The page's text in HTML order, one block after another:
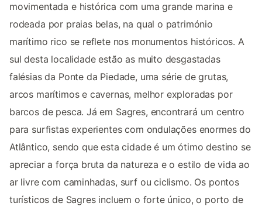
movimentada e histórica com uma grande marina e
rodeada por praias belas, na qual o património
marítimo rico se reflete nos monumentos históricos. A
sul desta localidade estão as muito desgastadas
falésias da Ponte da Piedade, uma série de grutas,
arcos marítimos e cavernas, melhor exploradas por
barcos de pesca. Já em Sagres, encontrará um centro
para surfistas experientes com ondulações enormes do
Atlântico, sendo que esta cidade é um ótimo destino se
apreciar a força bruta da natureza e o estilo de vida ao
ar livre com caminhadas, surf ou ciclismo. Os pontos
turísticos de Sagres incluem o forte único, o porto de